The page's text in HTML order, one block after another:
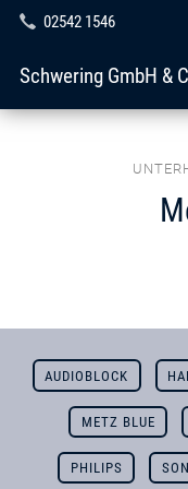
02542 1546
Schwering GmbH &
AUDIOBLOCK
METZ BLUE
PHILIPS